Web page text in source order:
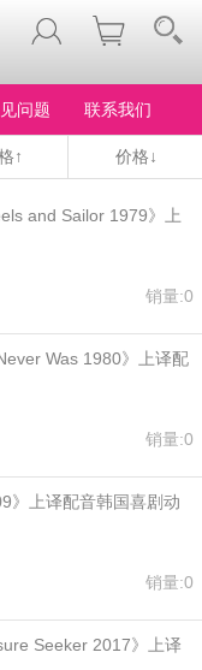
问题 联系我们
↑ 价格↓
and Sailor 1979》上
销量:0
Was 1980》上译配
销量:0
》上译配音韩国喜剧动
销量:0
Seeker 2017》上译